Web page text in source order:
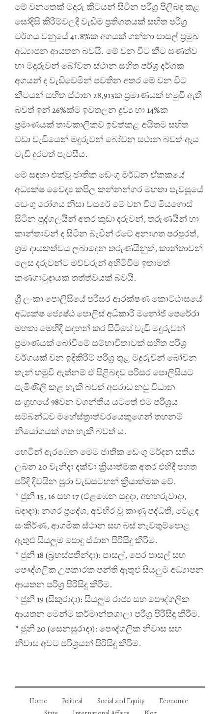
මේ වනතෙක් මදුරු කීටයන් සිටින පරිශ්‍ර පිලිබඳ කළ
සෝදිසි කිරීම්වලදී වැඩිම ප්‍රතිශතයක් සහිත පරිශ්‍ර
වර්ගය වනුයේ 41.8%ක අගයක් ගන්නා පාසල් ප්‍රමුඛ
අධ්‍යාපන ආයතන බවයි. මේ වන විට කීට ඝණත්ව
හා මදුරුවන් බෝවන ස්ථාන සහිත පර්ශ්‍ර දර්ශක
අගයන් ද වැඩිවෙමින් පවතින අතර මේ වන විට
කීටයන් සහිත ස්ථාන 28,913ක ප්‍රමාණයක් හමුවී ඇති
බවත් ඉන් 26%ක්ම ඉවතලන ද්‍රව්‍ය හා 14%ක
ප්‍රමාණයක් තාවකාලිකව ඉවත්කළ අයිතම සහිත
වඩා වැඩියෙන් මදුරුවන් බෝවන සථාන බවත් ඇය
වැඩි දුරටත් පැවසීය.
මේ සඳහා එක්වූ ජාතික ඩෙංගු මර්ධන ඒකකයේ
අධ්‍යක්ෂ වෛද්‍ය කපිල කන්නන්ගර මහතා පැවසූයේ
ඩෙංගු රෝගය නිසා වසරේ මේ වන විට මියගොස්
සිටින පුද්ගලයින් අතර කුඩා දරුවන්, තරුණයින් හා
කාන්තාවන් ද සිටින බැවින් රටේ අනාගත පරපුරත්,
ශ්‍රම දායකත්වය ලබාදෙන තරුණයිනුත්, කාන්තාවන්
ලෙස දරුවන්ට මව්වරුන් අහිමිවීම ඉතාමත්
කණගාටුදායක තත්ත්වයක් බවයි.
ශ්‍රී ලංකා පොලිසියේ පරිසර ආරක්ෂණ කොට්ඨාසයේ
අධ්‍යක්ෂ ජ්‍යෙෂ්ඨ පොලිස් අධිකාරී මනෝජ් පෙරේරා
මහතා මෙහිදී සඳහන් කර සිටියේ වැඩි මදුරුවන්
ප්‍රමාණයක් බෝවීමේ සම්භාවිතාවක් සහිත පරිශ්‍ර
වර්ගයක් වන ඉදිකිරීම් පරිශ්‍ර තුළ මදුරුවන් බෝවන
තැන් හමුවී ඇත්නම් ඒ පිළිබඳව පරිසර පොලිසියට
පැමිණිලි කළ හැකි බවත් අපරාධ නඩු විධාන
සංග්‍රහයේ 98වන වගන්තිය යටතේ එම පරිශ්‍රය
සම්බන්ධව මහේස්ත්‍රාත්වරයෙකුගෙන් තහනම්
නියෝගයක් ගත හැකි බවත් ය.
හෙටින් ඇරඹෙන මෙම ජාතික ඩෙංගු මර්දන සතිය
ලබන 20 වැනිදා දක්වා ක්‍රියාත්මක අතර එහිදී පහත
පරිදි දිවයින පුරා වැඩසටහන් ක්‍රියාත්මක වේ.
* ජුනි 15, 16 සහ 17 (එළඹෙන සඳුදා, අඟහරුවාදා,
බදාදා): නගර ප්‍රදේශ, අවහිර වූ කාණු පද්ධති, වෙළඳ
සංකීර්ණ, ආගමික ස්ථාන සහ බස් නැවතුම්පොළ
ඇතුළු සියලුම පොදු ස්ථාන පිරිසිදු කිරීම.
* ජුනි 18 (බ්‍රහස්පතින්දා): පාසල්, පෙර පාසල් සහ
පෞද්ගලික උපකාරක පන්ති ඇතුළු සියලුම අධ්‍යාපන
ආයතන පරිශ්‍ර පිරිසිදු කිරීම.
* ජුනි 19 (සිකුරාදා): සියලුම රාජ්‍ය සහ පෞද්ගලික
ආයතන මෙන්ම කර්මාන්තශාලා පරිශ්‍ර පිරිසිදු කිරීම.
* ජුනි 20 (සෙනසුරාදා): පෞද්ගලික නිවාස සහ
නිවාස අවට පරිශ්‍රයන් පිරිසිදු කිරීම.
Home Political Social and Equity
Economic